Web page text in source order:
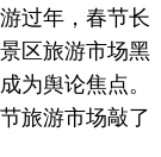
过年，春节长
区旅游市场黑
为舆论焦点。
旅游市场敲了